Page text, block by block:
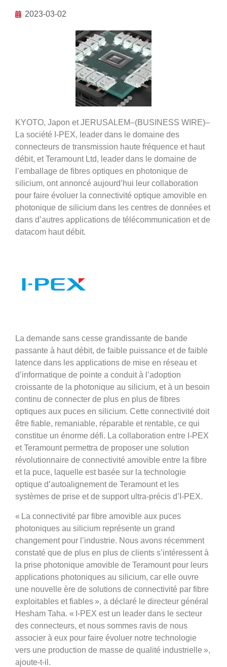
2023-03-02
KYOTO, Japon et JERUSALEM–(BUSINESS WIRE)–
La société I-PEX, leader dans le domaine des
connecteurs de transmission haute fréquence et haut
débit, et Teramount Ltd, leader dans le domaine de
l’emballage de fibres optiques en photonique de
silicium, ont annoncé aujourd’hui leur collaboration
pour faire évoluer la connectivité optique amovible en
photonique de silicium dans les centres de données et
dans d’autres applications de télécommunication et de
datacom haut débit.
La demande sans cesse grandissante de bande
passante à haut débit, de faible puissance et de faible
latence dans les applications de mise en réseau et
d’informatique de pointe a conduit à l’adoption
croissante de la photonique au silicium, et à un besoin
continu de connecter de plus en plus de fibres
optiques aux puces en silicium. Cette connectivité doit
être fiable, remaniable, réparable et rentable, ce qui
constitue un énorme défi. La collaboration entre I-PEX
et Teramount permettra de proposer une solution
révolutionnaire de connectivité amovible entre la fibre
et la puce, laquelle est basée sur la technologie
optique d’autoalignement de Teramount et les
systèmes de prise et de support ultra-précis d’I-PEX.
« La connectivité par fibre amovible aux puces
photoniques au silicium représente un grand
changement pour l’industrie. Nous avons récemment
constaté que de plus en plus de clients s’intéressent à
la prise photonique amovible de Teramount pour leurs
applications photoniques au silicium, car elle ouvre
une nouvelle ère de solutions de connectivité par fibre
exploitables et fiables », a déclaré le directeur général
Hesham Taha. « I-PEX est un leader dans le secteur
des connecteurs, et nous sommes ravis de nous
associer à eux pour faire évoluer notre technologie
vers une production de masse de qualité industrielle »,
ajoute-t-il.